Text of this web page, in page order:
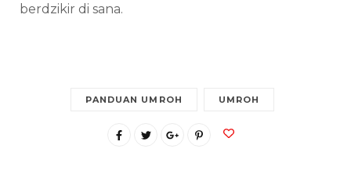
berdzikir di sana.
PANDUAN UMROH UMROH